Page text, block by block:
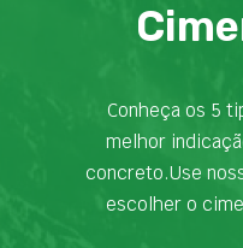
Conheça os 5
melhor
concreto.Use
escolher o